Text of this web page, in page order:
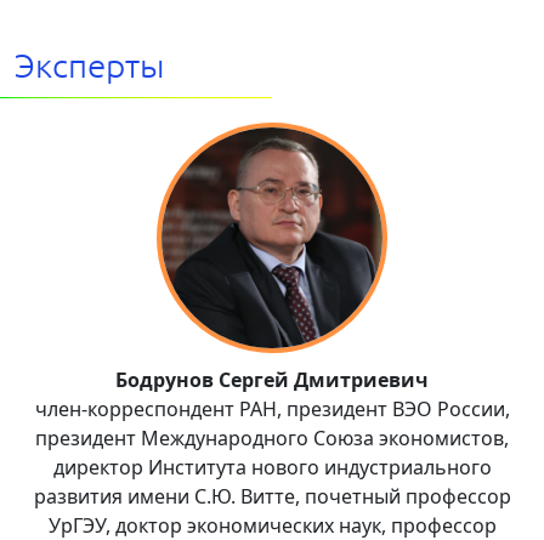
Эксперты
Бодрунов Сергей Дмитриевич
член-корреспондент РАН, президент ВЭО России,
президент Международного Союза экономистов,
директор Института нового индустриального
развития имени С.Ю. Витте, почетный профессор
УрГЭУ, доктор экономических наук, профессор